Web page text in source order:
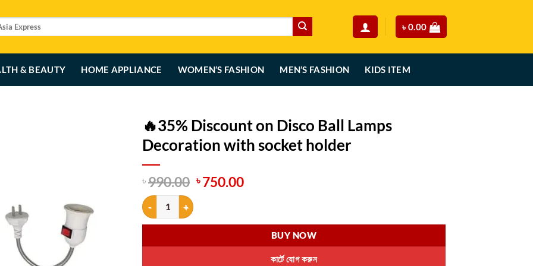
৳ 0.00
& BEAUTY HOME APPLIANCE WOMEN’S FASHION MEN’S FASHION KIDS ITEM
🔥35% Discount on Disco Ball Lamps
Decoration with socket holder
৳990.00 Original
৳ 990.00.
৳750.00Current
৳ 750.00.
🔥35% Discount on Disco Ball Lamps Decoration with socket holder quantity
কার্টে যোগ করুন
BUY NOW